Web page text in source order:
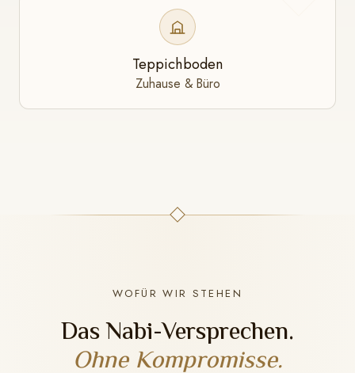
Teppichboden
Zuhause & Büro
WOFÜR WIR STEHEN
Das Nabi-Versprechen.
Ohne Kompromisse.